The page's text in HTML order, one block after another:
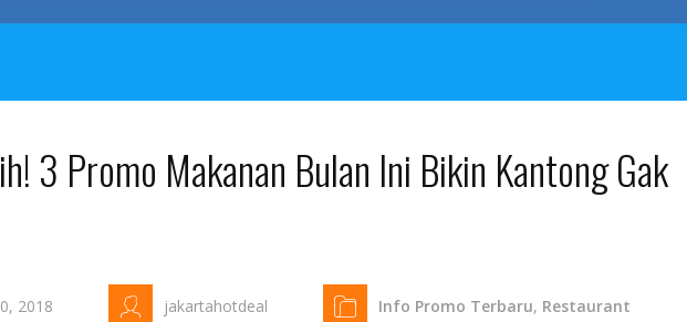
3 Promo Makanan Bulan Ini Bikin Kantong Gak
2018 jakartahotdeal Info Promo Terbaru, Restaurant